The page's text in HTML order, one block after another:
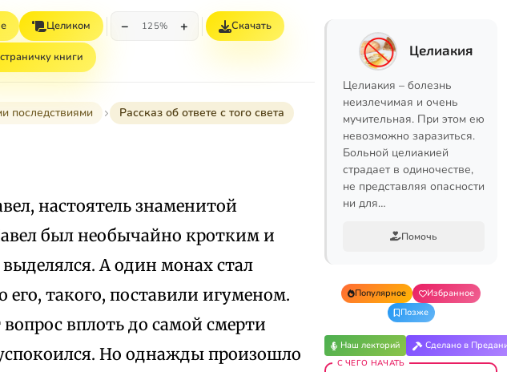
Целиком − 125% + Скачать
книги
последствиями Рассказ об ответе с того света
настоятель знаменитой
был необычайно кротким и
А один монах стал
такого, поставили игуменом.
вплоть до самой смерти
Но однажды произошло
Целиакия
Целиакия – болезнь
неизлечимая и очень
мучительная. При этом ею
невозможно заразиться.
Больной целиакией
страдает в одиночестве,
не представляя опасности
ни для…
Помочь
Популярное
Избранное
Позже
Наш лекторий Сделано в
С ЧЕГО НАЧАТЬ